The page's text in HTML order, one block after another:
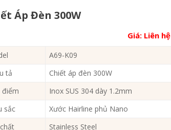
Áp Đèn 300W
Giá: Liên hệ
A69-K09
tả
Chiết áp đèn 300W
điểm
Inox SUS 304 dày 1.2mm
sắc
Xước Hairline phủ Nano
Stainless Steel